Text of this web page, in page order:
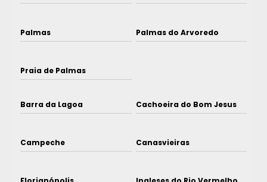
Palmas Palmas do Arvoredo
Praia de Palmas
Barra da Lagoa Cachoeira do Bom Jesus
Campeche Canasvieiras